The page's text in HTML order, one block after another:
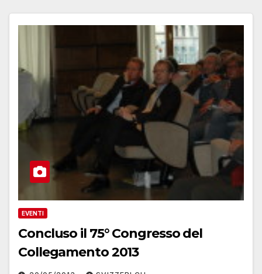
EVENTI
Concluso il 75° Congresso del
Collegamento 2013